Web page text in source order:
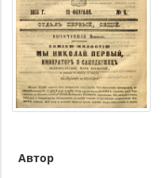
Автор